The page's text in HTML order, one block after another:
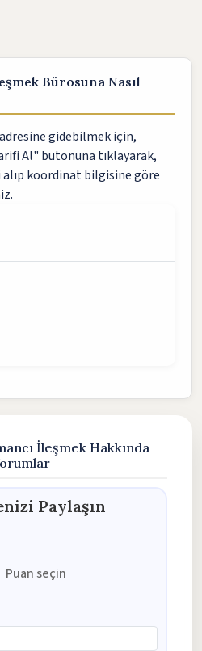
Bürosuna Nasıl
gidebilmek için,
Al" butonuna tıklayarak,
koordinat bilgisine göre
İleşmek Hakkında
Paylaşın
Puan seçin